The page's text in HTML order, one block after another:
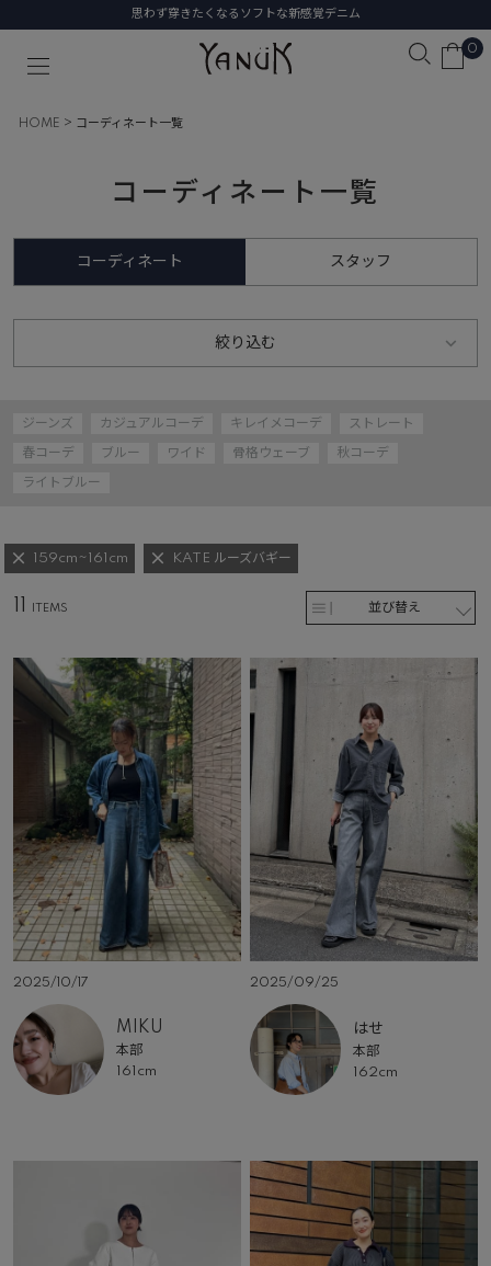
思わず穿きたくなるソフトな新感覚デニム
0
HOME コーディネート一覧
コーディネート一覧
コーディネート スタッフ
絞り込む
ジーンズ カジュアルコーデ キレイメコーデ ストレート
春コーデ ブルー ワイド 骨格ウェーブ 秋コーデ
ライトブルー
159cm~161cm KATE ルーズバギー
並び替え
2025/10/17
MIKU
本部
161cm
2025/09/25
はせ
本部
162cm